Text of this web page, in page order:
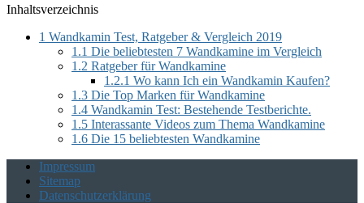
Inhaltsverzeichnis
1 Wandkamin Test, Ratgeber & Vergleich 2019
1.1 Die beliebtesten 7 Wandkamine im Vergleich
1.2 Ratgeber für Wandkamine
1.2.1 Wo kann Ich ein Wandkamin Kaufen?
1.3 Die Top Marken für Wandkamine
1.4 Wandkamin Test: Bestehende Testberichte.
1.5 Interassante Videos zum Thema Wandkamine
1.6 Die 15 beliebtesten Wandkamine
Impressum
Sitemap
Datenschutzerklärung